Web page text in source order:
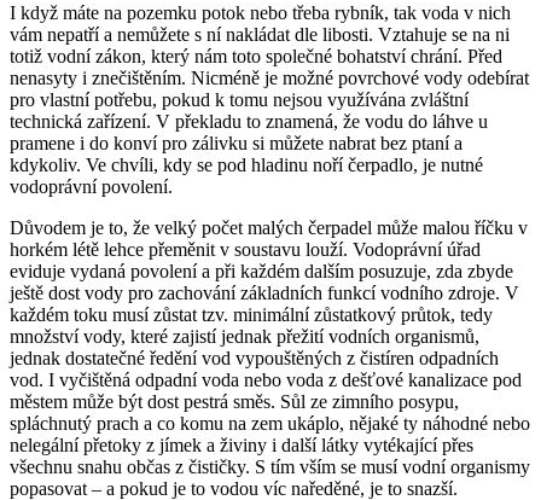
I když máte na pozemku potok nebo třeba rybník, tak voda v nich
vám nepatří a nemůžete s ní nakládat dle libosti. Vztahuje se na ni
totiž vodní zákon, který nám toto společné bohatství chrání. Před
nenasyty i znečištěním. Nicméně je možné povrchové vody odebírat
pro vlastní potřebu, pokud k tomu nejsou využívána zvláštní
technická zařízení. V překladu to znamená, že vodu do láhve u
pramene i do konví pro zálivku si můžete nabrat bez ptaní a
kdykoliv. Ve chvíli, kdy se pod hladinu noří čerpadlo, je nutné
vodoprávní povolení.
Důvodem je to, že velký počet malých čerpadel může malou říčku v
horkém létě lehce přeměnit v soustavu louží. Vodoprávní úřad
eviduje vydaná povolení a při každém dalším posuzuje, zda zbyde
ještě dost vody pro zachování základních funkcí vodního zdroje. V
každém toku musí zůstat tzv. minimální zůstatkový průtok, tedy
množství vody, které zajistí jednak přežití vodních organismů,
jednak dostatečné ředění vod vypouštěných z čistíren odpadních
vod. I vyčištěná odpadní voda nebo voda z dešťové kanalizace pod
městem může být dost pestrá směs. Sůl ze zimního posypu,
spláchnutý prach a co komu na zem ukáplo, nějaké ty náhodné nebo
nelegální přetoky z jímek a živiny i další látky vytékající přes
všechnu snahu občas z čističky. S tím vším se musí vodní organismy
popasovat – a pokud je to vodou víc naředěné, je to snazší.